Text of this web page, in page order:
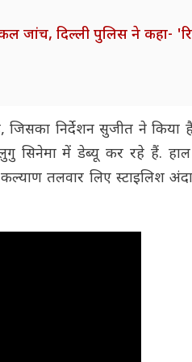
दिल्ली पुलिस ने कहा-
निर्देशन सुजीत ने
सिनेमा में डेब्यू कर रहे हैं. हाल
तलवार लिए स्टाइलिश